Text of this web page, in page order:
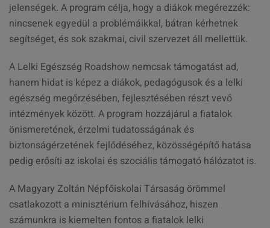
jelenségek. A program célja, hogy a diákok megérezzék:
nincsenek egyedül a problémáikkal, bátran kérhetnek
segítséget, és sok szakmai, civil szervezet áll mellettük.
A Lelki Egészség Roadshow nemcsak támogatást ad,
hanem hidat is képez a diákok, pedagógusok és a lelki
egészség megőrzésében, fejlesztésében részt vevő
intézmények között. A program hozzájárul a fiatalok
önismeretének, érzelmi tudatosságának és
biztonságérzetének fejlődéséhez, közösségépítő hatása
pedig erősíti az iskolai és szociális támogató hálózatot is.
A Magyary Zoltán Népfőiskolai Társaság örömmel
csatlakozott a minisztérium felhívásához, hiszen
számunkra is kiemelten fontos a fiatalok lelki